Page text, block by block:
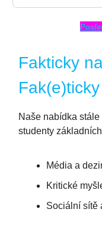
Fakticky
Fak(e)ticky
Naše nabídka
studenty
Média a
Kritické
Sociální sítě